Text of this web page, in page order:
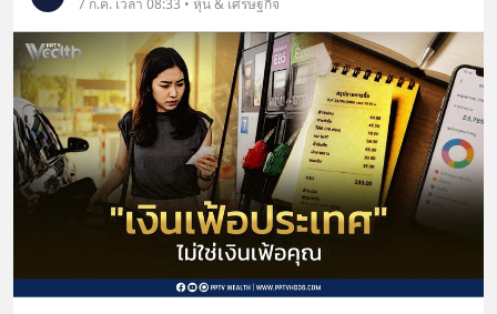
7 ก.ค. เวลา 08:33 • หุ้น & เศรษฐกิจ